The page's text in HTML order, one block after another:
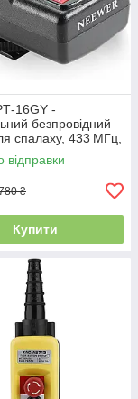
-
безпровідний
спалаху, 433 МГц,
до 1/250 с,
м
відправки
₴
Купити